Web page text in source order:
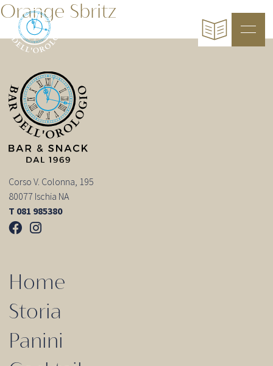
Orange Sbritz
Corso V. Colonna, 195
80077 Ischia NA
T 081 985380
Home
Storia
Panini